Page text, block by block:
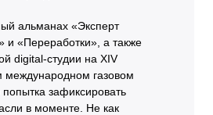
альманах «Эксперт
и «Переработки», а также
digital-студии на XIV
международном газовом
зафиксировать
в моменте. Не как